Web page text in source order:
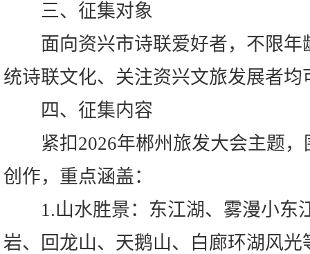
三、征集对象
面向资兴市诗联爱好者，不限年
统诗联文化、关注资兴文旅发展者均
四、征集内容
紧扣2026年郴州旅发大会主题，
创作，重点涵盖：
1.山水胜景：东江湖、雾漫小东
岩、回龙山、天鹅山、白廊环湖风光